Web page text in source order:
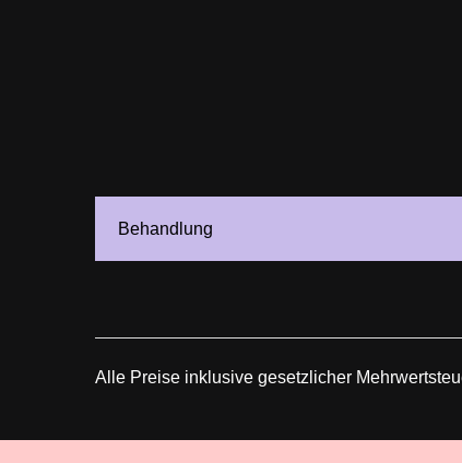
Behandlung
Alle Preise inklusive gesetzlicher